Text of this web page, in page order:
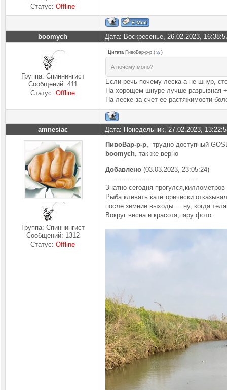
Статус:Offline
boomych Дата: Воскресенье, 26.02.2023,
Группа: Спиннингист
Сообщений: 411
Статус:Offline
Цитата ПивоВар-р-р ( )
А почему моно?
Если речь почему леска а не шнур,
На хорощем шнуре лучше разрьівная
На леске за счет ее растяжимости
amnesiac Дата: Понедельник, 27.02.2023,
Группа: Спиннингист
Сообщений: 1312
Статус:Offline
ПивоВар-р-р, трудно доступный
boomych, так же верно
Добавлено (03.03.2023, 23:05:24)
---------------------------------------------
Знатно сегодня
Рыба клевать категорически
после зимние выходы.....ну, когда
Вокруг весна и красота,пару фото.